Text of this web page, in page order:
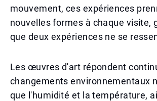
mouvement, ces expériences
nouvelles formes à chaque visite,
que deux expériences ne se
Les œuvres d'art répondent
changements environnementaux
que l'humidité et la température,